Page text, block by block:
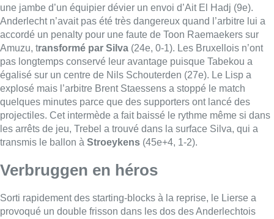
une jambe d’un équipier dévier un envoi d’Ait El Hadj (9e).
Anderlecht n’avait pas été très dangereux quand l’arbitre lui a
accordé un penalty pour une faute de Toon Raemaekers sur
Amuzu, transformé par Silva (24e, 0-1). Les Bruxellois n’ont
pas longtemps conservé leur avantage puisque Tabekou a
égalisé sur un centre de Nils Schouterden (27e). Le Lisp a
explosé mais l’arbitre Brent Staessens a stoppé le match
quelques minutes parce que des supporters ont lancé des
projectiles. Cet intermède a fait baissé le rythme même si dans
les arrêts de jeu, Trebel a trouvé dans la surface Silva, qui a
transmis le ballon à Stroeykens (45e+4, 1-2).
Verbruggen en héros
Sorti rapidement des starting-blocks à la reprise, le Lierse a
provoqué un double frisson dans les dos des Anderlechtois